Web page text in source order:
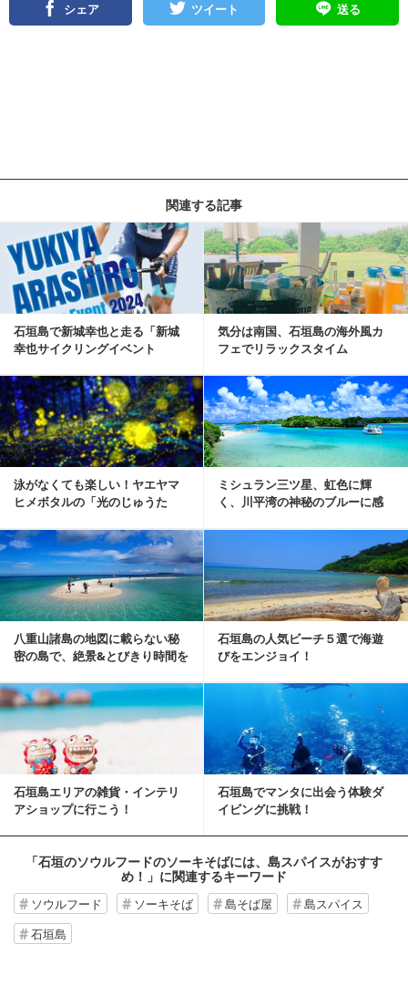
シェア ツイート 送る
関連する記事
石垣島で新城幸也と走る「新城
幸也サイクリングイベント
気分は南国、石垣島の海外風カ
フェでリラックスタイム
泳がなくても楽しい！ヤエヤマ
ヒメボタルの「光のじゅうた
ミシュラン三ツ星、虹色に輝
く、川平湾の神秘のブルーに感
八重山諸島の地図に載らない秘
密の島で、絶景&とびきり時間を
石垣島の人気ビーチ５選で海遊
びをエンジョイ！
石垣島エリアの雑貨・インテリ
アショップに行こう！
石垣島でマンタに出会う体験ダ
イビングに挑戦！
「石垣のソウルフードのソーキそばには、島スパイスがおすす
め！」 に関連するキーワード
ソウルフード ソーキそば 島そば屋
島スパイス
石垣島